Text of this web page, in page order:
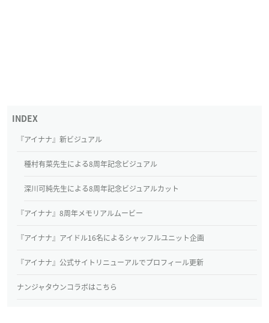
『アイナナ』新ビジュアル
種村有菜先生による8周年記念ビジュアル
深川可純先生による8周年記念ビジュアルカット
『アイナナ』8周年メモリアルムービー
『アイナナ』アイドル16名によるシャッフルユニット企画
『アイナナ』公式サイトリニューアルでプロフィール更新
ナンジャタウンコラボはこちら